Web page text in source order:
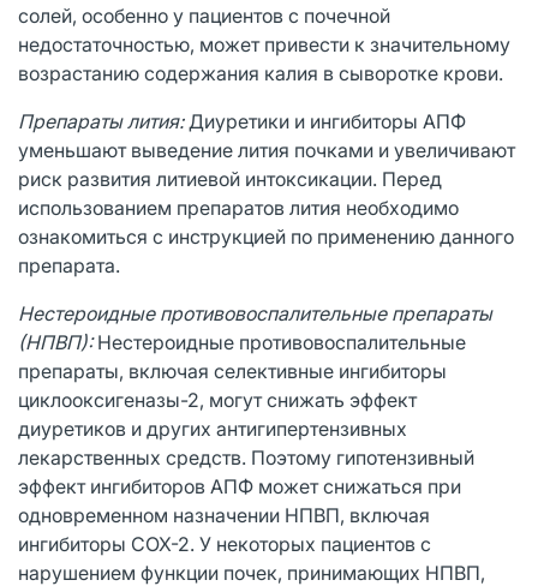
солей, особенно у пациентов с почечной
недостаточностью, может привести к значительному
возрастанию содержания калия в сыворотке крови.
Препараты лития:Диуретики и ингибиторы АПФ
уменьшают выведение лития почками и увеличивают
риск развития литиевой интоксикации. Перед
использованием препаратов лития необходимо
ознакомиться с инструкцией по применению данного
препарата.
Нестероидные противовоспалительные препараты
(НПВП):Нестероидные противовоспалительные
препараты, включая селективные ингибиторы
циклооксигеназы-2, могут снижать эффект
диуретиков и других антигипертензивных
лекарственных средств. Поэтому гипотензивный
эффект ингибиторов АПФ может снижаться при
одновременном назначении НПВП, включая
ингибиторы СОХ-2. У некоторых пациентов с
нарушением функции почек, принимающих НПВП,